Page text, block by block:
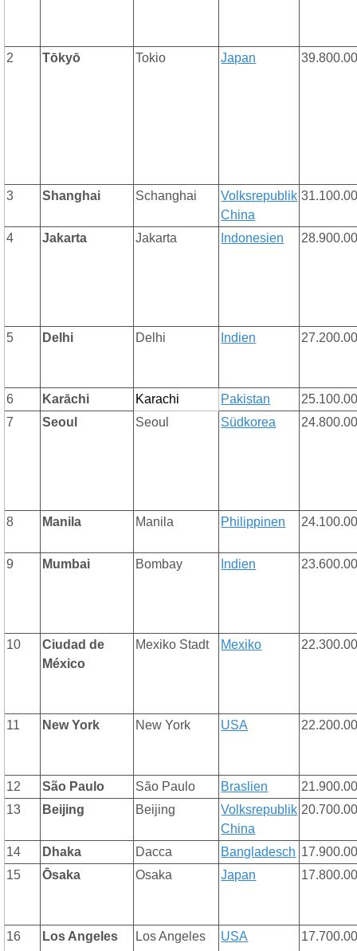
2 Tōkyō Tokio Japan
3 Shanghai Schanghai
Volksrepublik
China
4 Jakarta Jakarta Indonesien
5 Delhi Delhi Indien
6 Karāchi Karachi Pakistan
7
Seoul Seoul Südkorea
8 Manila Manila Philippinen
9 Mumbai Bombay Indien
10
Ciudad de
México
Mexiko Stadt Mexiko
11 New York New York USA
12 São Paulo São Paulo Braslien
13
Beijing Beijing
Volksrepublik
China
14 Dhaka Dacca Bangladesch
15
Ōsaka Osaka Japan
16 Los Angeles Los Angeles USA